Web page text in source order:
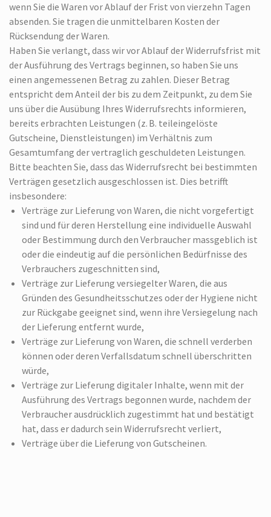
wenn Sie die Waren vor Ablauf der Frist von vierzehn Tagen
absenden. Sie tragen die unmittelbaren Kosten der
Rücksendung der Waren.
Haben Sie verlangt, dass wir vor Ablauf der Widerrufsfrist mit
der Ausführung des Vertrags beginnen, so haben Sie uns
einen angemessenen Betrag zu zahlen. Dieser Betrag
entspricht dem Anteil der bis zu dem Zeitpunkt, zu dem Sie
uns über die Ausübung Ihres Widerrufsrechts informieren,
bereits erbrachten Leistungen (z. B. teileingelöste
Gutscheine, Dienstleistungen) im Verhältnis zum
Gesamtumfang der vertraglich geschuldeten Leistungen.
Bitte beachten Sie, dass das Widerrufsrecht bei bestimmten
Verträgen gesetzlich ausgeschlossen ist. Dies betrifft
insbesondere:
Verträge zur Lieferung von Waren, die nicht vorgefertigt
sind und für deren Herstellung eine individuelle Auswahl
oder Bestimmung durch den Verbraucher massgeblich ist
oder die eindeutig auf die persönlichen Bedürfnisse des
Verbrauchers zugeschnitten sind,
Verträge zur Lieferung versiegelter Waren, die aus
Gründen des Gesundheitsschutzes oder der Hygiene nicht
zur Rückgabe geeignet sind, wenn ihre Versiegelung nach
der Lieferung entfernt wurde,
Verträge zur Lieferung von Waren, die schnell verderben
können oder deren Verfallsdatum schnell überschritten
würde,
Verträge zur Lieferung digitaler Inhalte, wenn mit der
Ausführung des Vertrags begonnen wurde, nachdem der
Verbraucher ausdrücklich zugestimmt hat und bestätigt
hat, dass er dadurch sein Widerrufsrecht verliert,
Verträge über die Lieferung von Gutscheinen.